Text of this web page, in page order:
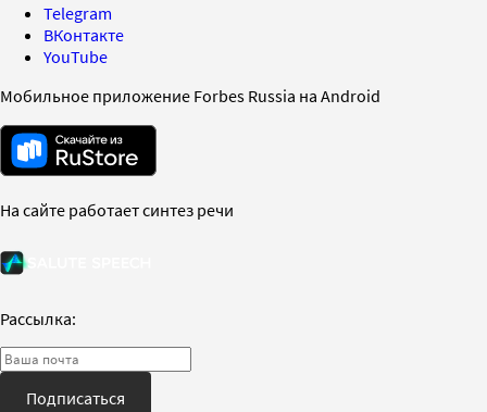
Telegram
ВКонтакте
YouTube
Мобильное приложение Forbes Russia на Android
На сайте работает синтез речи
Рассылка:
Подписаться